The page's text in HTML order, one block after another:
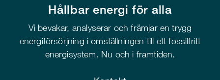
Hållbar energi för alla
Vi bevakar, analyserar och främjar en trygg
energiförsörjning i omställningen till ett fossilfritt
energisystem. Nu och i framtiden.